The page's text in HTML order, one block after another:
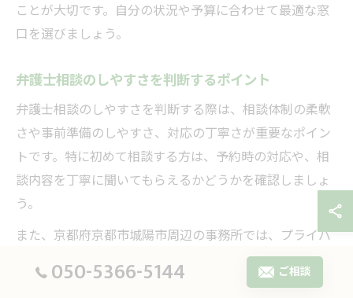
ことが大切です。自分の状況や予算に合わせて最適な窓
口を選びましょう。
弁護士相談のしやすさを判断するポイント
弁護士相談のしやすさを判断する際は、相談体制の柔軟
さや事前準備のしやすさ、対応の丁寧さが重要なポイン
トです。特に初めて相談する方は、予約時の対応や、相
談内容を丁寧に聞いてもらえるかどうかを確認しましょ
う。
また、京都府京都市城陽市周辺の事務所では、プライバ
シーへの配慮や、相談者の気持ちに寄り添う姿勢を重視
しているところが多いです。相談前に電話やメールで概
050-5366-5144 ご相談